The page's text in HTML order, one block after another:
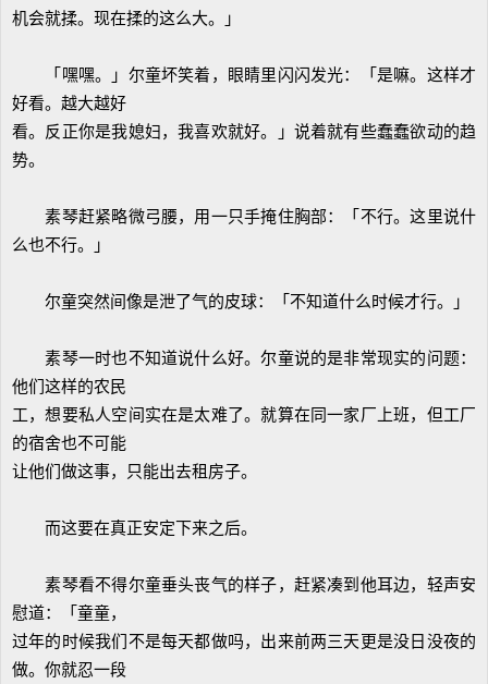
机会就揉。现在揉的这么大。」
「嘿嘿。」尔童坏笑着，眼睛里闪闪发光：「是嘛。这样才
好看。越大越好
看。反正你是我媳妇，我喜欢就好。」说着就有些蠢蠢欲动的趋
势。
素琴赶紧略微弓腰，用一只手掩住胸部：「不行。这里说什
么也不行。」
尔童突然间像是泄了气的皮球：「不知道什么时候才行。」
素琴一时也不知道说什么好。尔童说的是非常现实的问题：
他们这样的农民
工，想要私人空间实在是太难了。就算在同一家厂上班，但工厂
的宿舍也不可能
让他们做这事，只能出去租房子。
而这要在真正安定下来之后。
素琴看不得尔童垂头丧气的样子，赶紧凑到他耳边，轻声安
慰道：「童童，
过年的时候我们不是每天都做吗，出来前两三天更是没日没夜的
做。你就忍一段